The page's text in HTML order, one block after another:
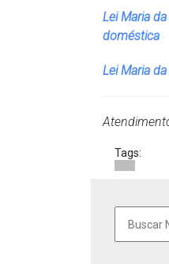
Lei Maria
doméstica
Lei Maria
Tags: